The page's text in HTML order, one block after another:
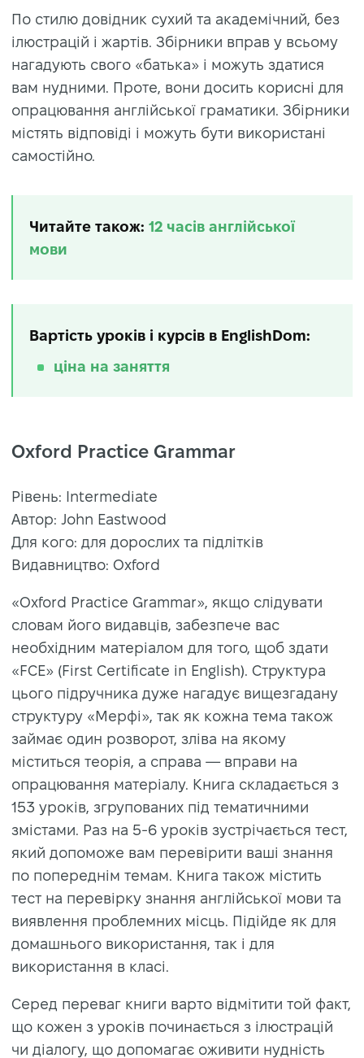
По стилю довідник сухий та академічний, без
ілюстрацій і жартів. Збірники вправ у всьому
нагадують свого «батька» і можуть здатися
вам нудними. Проте, вони досить корисні для
опрацювання англійської граматики. Збірники
містять відповіді і можуть бути використані
самостійно.
Читайте також: 12 часiв англiйської
мови
Вартість уроків і курсів в EnglishDom:
ціна на заняття
Oxford Practice Grammar
Рівень: Intermediate
Автор: John Eastwood
Для кого: для дорослих та підлітків
Видавництво: Oxford
«Oxford Practice Grammar», якщо слідувати
словам його видавців, забезпече вас
необхідним матеріалом для того, щоб здати
«FCE» (First Certificate in English). Структура
цього підручника дуже нагадує вищезгадану
структуру «Мерфі», так як кожна тема також
займає один розворот, зліва на якому
міститься теорія, а справа — вправи на
опрацювання матеріалу. Книга складається з
153 уроків, згрупованих під тематичними
змістами. Раз на 5-6 уроків зустрічається тест,
який допоможе вам перевірити ваші знання
по попереднім темам. Книга також містить
тест на перевірку знання англійської мови та
виявлення проблемних місць. Підійде як для
домашнього використання, так і для
використання в класі.
Серед переваг книги варто відмітити той факт,
що кожен з уроків починається з ілюстрацій
чи діалогу, що допомагає оживити нудність